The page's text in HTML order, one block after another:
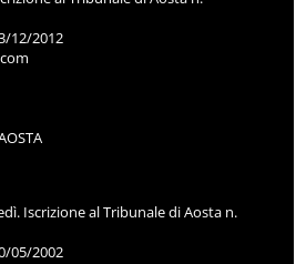
12/2012
Iscrizione al Tribunale di Aosta n.
05/2002